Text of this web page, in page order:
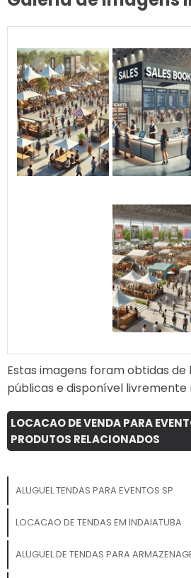
forma
tenda é
oferecer
com
aplicação
proteger
chuva,
sua
evento. Por que escolher as
tendas
Balões? Personalização
completa:
impressões
materiais
uso
em meio
cenário.
marca e
Estas imagens foram obtidas de
públicas e disponível
LOCACAO DE VENDA PARA
PRODUTOS RELACIONADOS
ALUGUEL TENDAS PARA EVENTOS SP
LOCACAO DE TENDAS EM INDAIATUBA
ALUGUEL DE TENDAS PARA